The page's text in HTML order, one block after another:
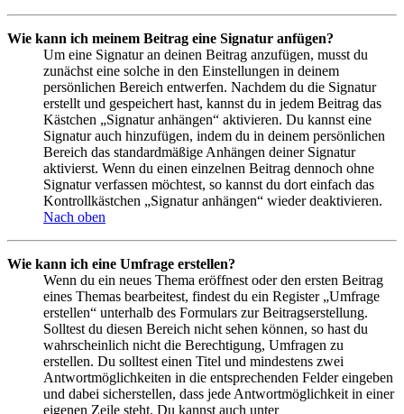
Wie kann ich meinem Beitrag eine Signatur anfügen?
Um eine Signatur an deinen Beitrag anzufügen, musst du
zunächst eine solche in den Einstellungen in deinem
persönlichen Bereich entwerfen. Nachdem du die Signatur
erstellt und gespeichert hast, kannst du in jedem Beitrag das
Kästchen „Signatur anhängen“ aktivieren. Du kannst eine
Signatur auch hinzufügen, indem du in deinem persönlichen
Bereich das standardmäßige Anhängen deiner Signatur
aktivierst. Wenn du einen einzelnen Beitrag dennoch ohne
Signatur verfassen möchtest, so kannst du dort einfach das
Kontrollkästchen „Signatur anhängen“ wieder deaktivieren.
Nach oben
Wie kann ich eine Umfrage erstellen?
Wenn du ein neues Thema eröffnest oder den ersten Beitrag
eines Themas bearbeitest, findest du ein Register „Umfrage
erstellen“ unterhalb des Formulars zur Beitragserstellung.
Solltest du diesen Bereich nicht sehen können, so hast du
wahrscheinlich nicht die Berechtigung, Umfragen zu
erstellen. Du solltest einen Titel und mindestens zwei
Antwortmöglichkeiten in die entsprechenden Felder eingeben
und dabei sicherstellen, dass jede Antwortmöglichkeit in einer
eigenen Zeile steht. Du kannst auch unter